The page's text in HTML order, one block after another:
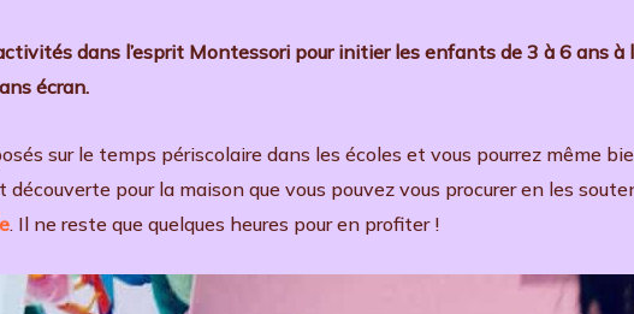
dans l’esprit Montessori pour initier les enfants de 3 à 6 ans à
écran.
sur le temps périscolaire dans les écoles et vous pourrez même
découverte pour la maison que vous pouvez vous procurer en les
. Il ne reste que quelques heures pour en profiter !